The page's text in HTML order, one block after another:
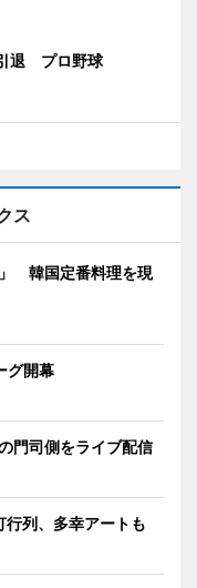
退 プロ野球
ス
韓国定番料理を現
グ開幕
門司側をライブ配信
列、多幸アートも